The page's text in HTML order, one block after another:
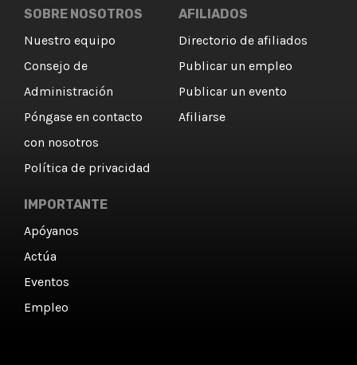
SOBRE NOSOTROS
Nuestro equipo
Consejo de
Administración
Póngase en contacto
con nosotros
Política de privacidad
AFILIADOS
Directorio de afiliados
Publicar un empleo
Publicar un evento
Afiliarse
IMPORTANTE
Apóyanos
Actúa
Eventos
Empleo